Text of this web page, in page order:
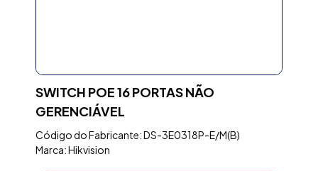
SWITCH POE 16 PORTAS NÃO
GERENCIÁVEL
Código do Fabricante: DS-3E0318P-E/M(B)
Marca: Hikvision